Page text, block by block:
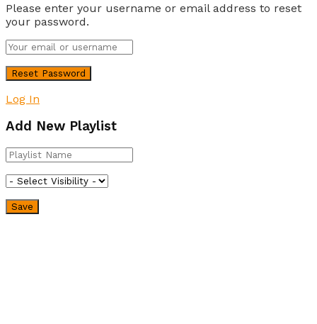
Please enter your username or email address to reset
your password.
Log In
Add New Playlist